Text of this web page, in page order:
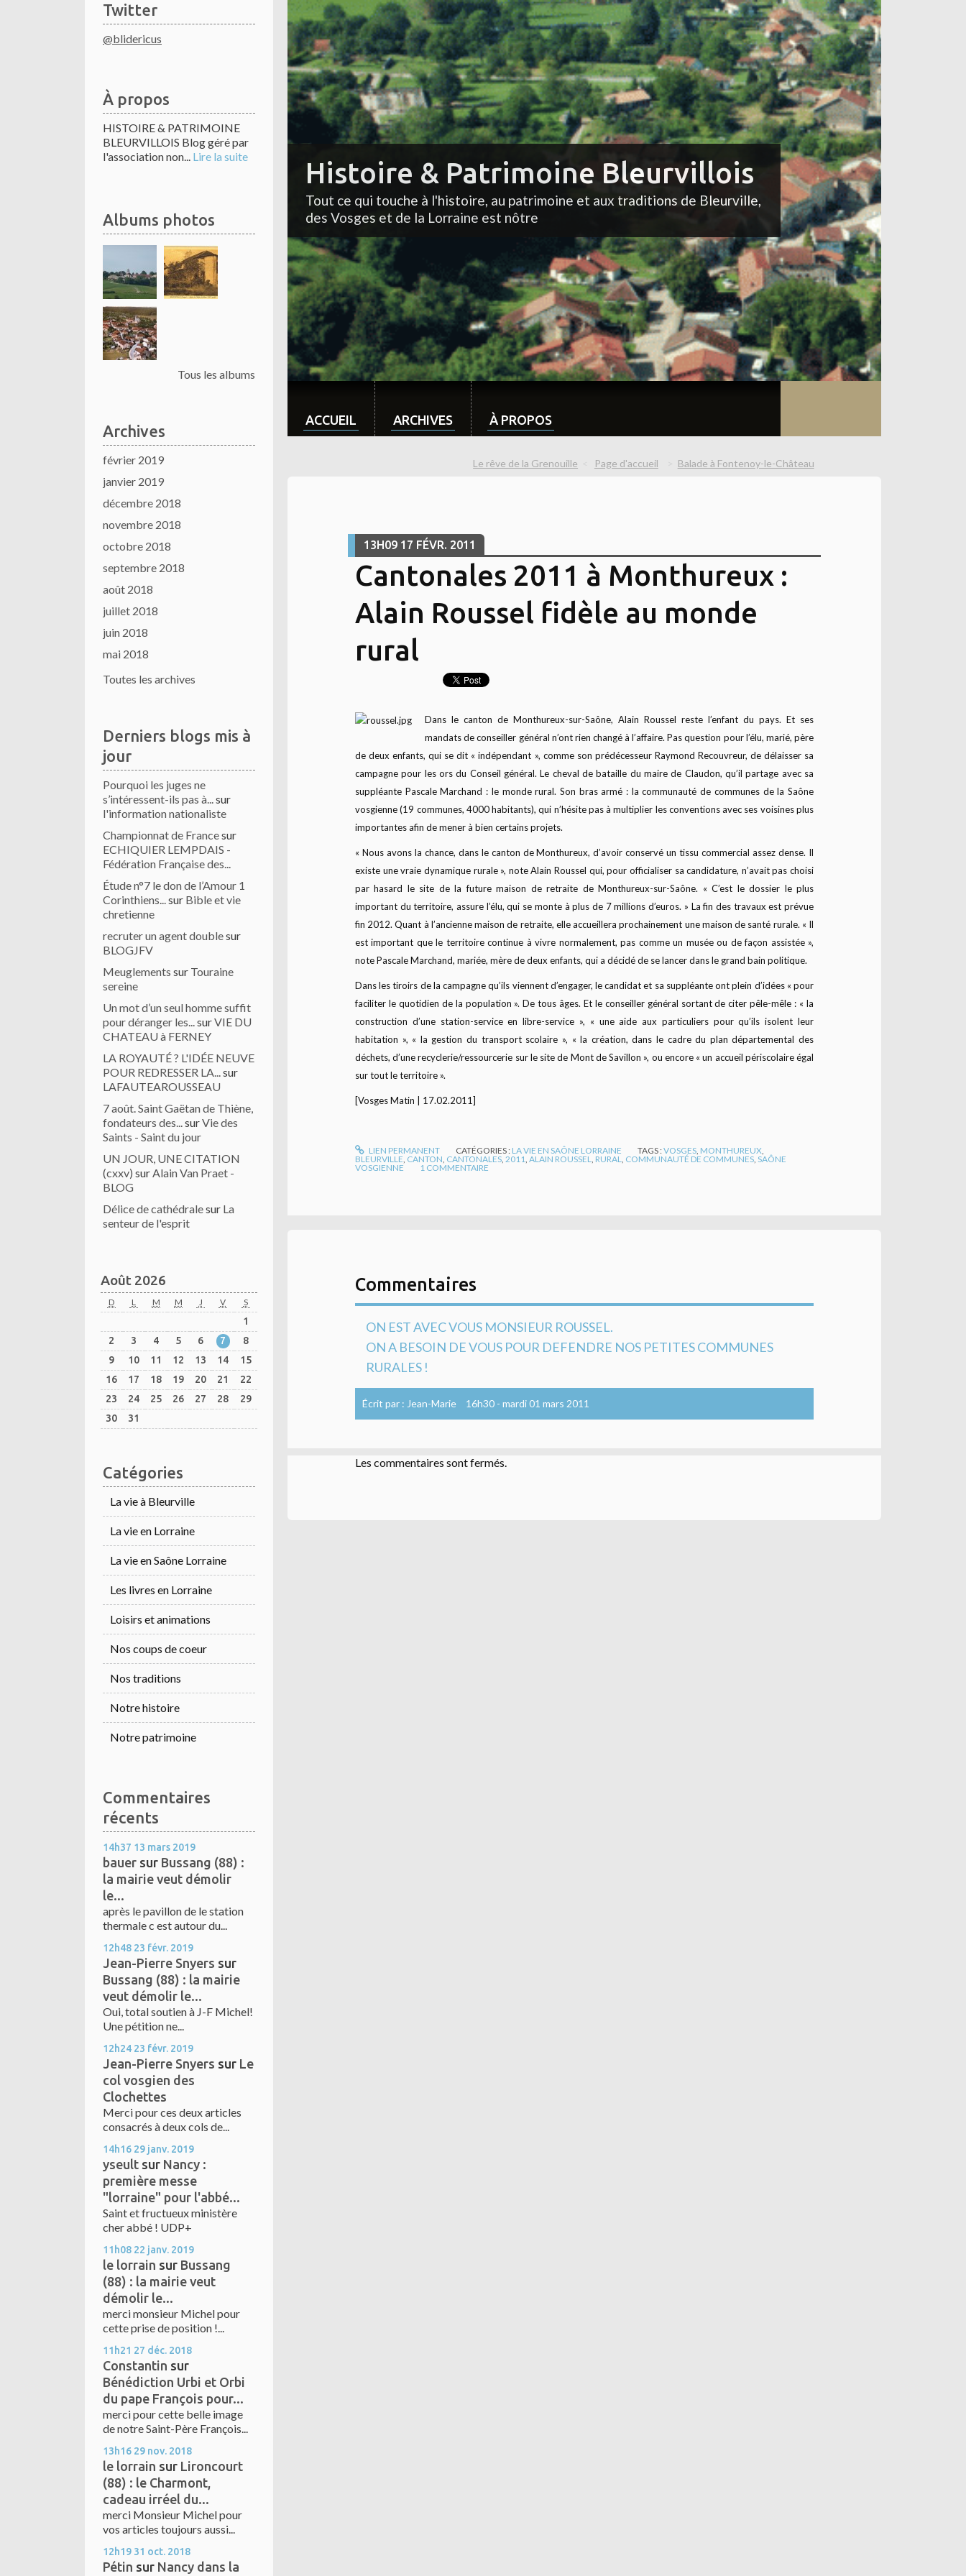
Twitter
@blidericus
À propos
HISTOIRE & PATRIMOINE
BLEURVILLOIS Blog géré par
l'association non... Lire la suite
Albums photos
Tous les albums
Archives
février 2019
janvier 2019
décembre 2018
novembre 2018
octobre 2018
septembre 2018
août 2018
juillet 2018
juin 2018
mai 2018
Toutes les archives
Derniers blogs mis à
jour
Pourquoi les juges ne
s’intéressent-ils pas à...sur
l'information nationaliste
Championnat de Francesur
ECHIQUIER LEMPDAIS -
Fédération Française des...
Étude n°7 le don de l’Amour 1
Corinthiens...sur Bible et vie
chretienne
recruter un agent doublesur
BLOGJFV
Meuglements sur Touraine
sereine
Un mot d’un seul homme suffit
pour déranger les...surVIE DU
CHATEAU à FERNEY
LA ROYAUTÉ ? L'IDÉE NEUVE
POUR REDRESSER LA...sur
LAFAUTEAROUSSEAU
7 août. Saint Gaëtan de Thiène,
fondateurs des...surVie des
Saints - Saint du jour
UN JOUR, UNE CITATION
(cxxv) surAlain Van Praet -
BLOG
Délice de cathédralesur La
senteur de l'esprit
Août 2026
D L M M J V S
1
2
3 4 5 6 7
8
9
10 11 12 13 14
15
16
17 18 19 20 21
22
23
24 25 26 27 28
29
30
31
Catégories
La vie à Bleurville
La vie en Lorraine
La vie en Saône Lorraine
Les livres en Lorraine
Loisirs et animations
Nos coups de coeur
Nos traditions
Notre histoire
Notre patrimoine
Commentaires
récents
14h37 13 mars 2019
bauer sur Bussang (88) :
la mairie veut démolir
le...
après le pavillon de le station
thermale c est autour du...
12h48 23 févr. 2019
Jean-Pierre Snyers sur
Bussang (88) : la mairie
veut démolir le...
Oui, total soutien à J-F Michel!
Une pétition ne...
12h24 23 févr. 2019
Jean-Pierre Snyers sur Le
col vosgien des
Clochettes
Merci pour ces deux articles
consacrés à deux cols de...
14h16 29 janv. 2019
yseult sur Nancy :
première messe
"lorraine" pour l'abbé...
Saint et fructueux ministère
cher abbé ! UDP+
11h08 22 janv. 2019
le lorrain sur Bussang
(88) : la mairie veut
démolir le...
merci monsieur Michel pour
cette prise de position !...
11h21 27 déc. 2018
Constantin sur
Bénédiction Urbi et Orbi
du pape François pour...
merci pour cette belle image
de notre Saint-Père François...
13h16 29 nov. 2018
le lorrain sur Lironcourt
(88) : le Charmont,
cadeau irréel du...
merci Monsieur Michel pour
vos articles toujours aussi...
12h19 31 oct. 2018
Pétin sur Nancy dans la
Histoire & Patrimoine Bleurvillois
Tout ce qui touche à l'histoire, au patrimoine et aux traditions de Bleurville,
des Vosges et de la Lorraine est nôtre
ACCUEIL ARCHIVES À PROPOS
Le rêve de la Grenouille Page d'accueil Balade à Fontenoy-le-Château
13H09 17 FÉVR. 2011
Cantonales 2011 à Monthureux :
Alain Roussel fidèle au monde
rural
Dans le canton de Monthureux-sur-Saône, Alain Roussel reste l’enfant du pays. Et ses
mandats de conseiller général n’ont rien changé à l’affaire. Pas question pour l’élu, marié, père
de deux enfants, qui se dit « indépendant », comme son prédécesseur Raymond Recouvreur, de délaisser sa
campagne pour les ors du Conseil général. Le cheval de bataille du maire de Claudon, qu’il partage avec sa
suppléante Pascale Marchand : le monde rural. Son bras armé : la communauté de communes de la Saône
vosgienne (19 communes, 4000 habitants), qui n’hésite pas à multiplier les conventions avec ses voisines plus
importantes afin de mener à bien certains projets.
« Nous avons la chance, dans le canton de Monthureux, d’avoir conservé un tissu commercial assez dense. Il
existe une vraie dynamique rurale », note Alain Roussel qui, pour officialiser sa candidature, n’avait pas choisi
par hasard le site de la future maison de retraite de Monthureux-sur-Saône. « C’est le dossier le plus
important du territoire, assure l’élu, qui se monte à plus de 7 millions d’euros. » La fin des travaux est prévue
fin 2012. Quant à l’ancienne maison de retraite, elle accueillera prochainement une maison de santé rurale. « Il
est important que le territoire continue à vivre normalement, pas comme un musée ou de façon assistée »,
note Pascale Marchand, mariée, mère de deux enfants, qui a décidé de se lancer dans le grand bain politique.
Dans les tiroirs de la campagne qu’ils viennent d’engager, le candidat et sa suppléante ont plein d’idées « pour
faciliter le quotidien de la population ». De tous âges. Et le conseiller général sortant de citer pêle-mêle : « la
construction d’une station-service en libre-service », « une aide aux particuliers pour qu’ils isolent leur
habitation », « la gestion du transport scolaire », « la création, dans le cadre du plan départemental des
déchets, d’une recyclerie/ressourcerie sur le site de Mont de Savillon », ou encore « un accueil périscolaire égal
sur tout le territoire ».
[Vosges Matin | 17.02.2011]
LIEN PERMANENT CATÉGORIES : LA VIE EN SAÔNE LORRAINE TAGS :VOSGES, MONTHUREUX,
BLEURVILLE, CANTON, CANTONALES, 2011, ALAIN ROUSSEL, RURAL, COMMUNAUTÉ DE COMMUNES, SAÔNE
VOSGIENNE
1 COMMENTAIRE
Commentaires
ON EST AVEC VOUS MONSIEUR ROUSSEL.
ON A BESOIN DE VOUS POUR DEFENDRE NOS PETITES COMMUNES
RURALES !
Écrit par : Jean-Marie 16h30 - mardi 01 mars 2011
Les commentaires sont fermés.